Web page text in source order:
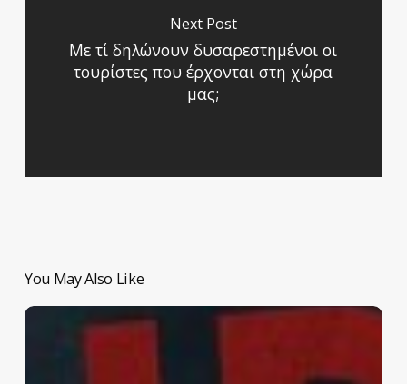
Next Post
Με τί δηλώνουν δυσαρεστημένοι οι
τουρίστες που έρχονται στη χώρα
μας;
You May Also Like